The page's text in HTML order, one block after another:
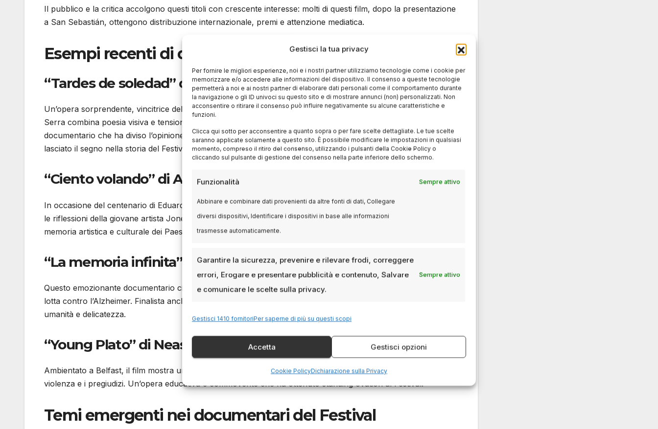
Gestisci la tua privacy
Per fornire le migliori esperienze, noi e i nostri partner utilizziamo tecnologie come i cookie per
memorizzare e/o accedere alle informazioni del dispositivo. Il consenso a queste tecnologie
permetterà a noi e ai nostri partner di elaborare dati personali come il comportamento durante
la navigazione o gli ID univoci su questo sito e di mostrare annunci (non) personalizzati. Non
acconsentire o ritirare il consenso può influire negativamente su alcune caratteristiche e
funzioni.
Clicca qui sotto per acconsentire a quanto sopra o per fare scelte dettagliate. Le tue scelte
saranno applicate solamente a questo sito. È possibile modificare le impostazioni in qualsiasi
momento, compreso il ritiro del consenso, utilizzando i pulsanti della Cookie Policy o
cliccando sul pulsante di gestione del consenso nella parte inferiore dello schermo.
Funzionalità Sempre attivo
Abbinare e combinare dati provenienti da altre fonti di dati, Collegare
diversi dispositivi, Identificare i dispositivi in base alle informazioni
trasmesse automaticamente.
Garantire la sicurezza, prevenire e rilevare frodi, correggere
errori, Erogare e presentare pubblicità e contenuto, Salvare
e comunicare le scelte sulla privacy.
Sempre attivo
Gestisci 1410 fornitoriPer saperne di più su questi scopi
Accetta Gestisci opzioni
Cookie PolicyDichiarazione sulla Privacy
Il pubblico e la critica accolgono questi titoli con crescente interesse: molti di questi film, dopo la presentazione
a San Sebastián, ottengono distribuzione internazionale, premi e attenzione mediatica.
Esempi recenti di documentari di rilievo
“Tardes de soledad” di Albert Serra (2024)
Un’opera sorprendente, vincitrice della Concha de Oro, che segue la stagione del torero Andrés Roca Rey.
Serra combina poesia visiva e tensione etica in un film che riflette sul corpo, il rituale e la morte. Un
documentario che ha diviso l’opinione pubblica per il suo sguardo estetico sulla tauromachia, ma che ha
lasciato il segno nella storia del Festival.
“Ciento volando” di Arantxa Aguirre (2024)
In occasione del centenario di Eduardo Chillida, il documentario esplora l’eredità del celebre scultore attraverso
le riflessioni della giovane artista Jone Laspiur. L’opera diventa un dialogo tra generazioni e un tributo alla
memoria artistica e culturale dei Paesi Baschi.
“La memoria infinita” di Maite Alberdi (2023)
Questo emozionante documentario cileno racconta la storia d’amore tra un giornalista e un’attrice, legata alla
lotta contro l’Alzheimer. Finalista anche agli Oscar, ha emozionato il pubblico di San Sebastián grazie alla sua
umanità e delicatezza.
“Young Plato” di Neasa Ní Chianáin e Declan McGrath (2022)
Ambientato a Belfast, il film mostra un preside che insegna filosofia ai bambini come strumento contro la
violenza e i pregiudizi. Un’opera educativa e commovente che ha ottenuto standing ovation al Festival.
Temi emergenti nei documentari del Festival